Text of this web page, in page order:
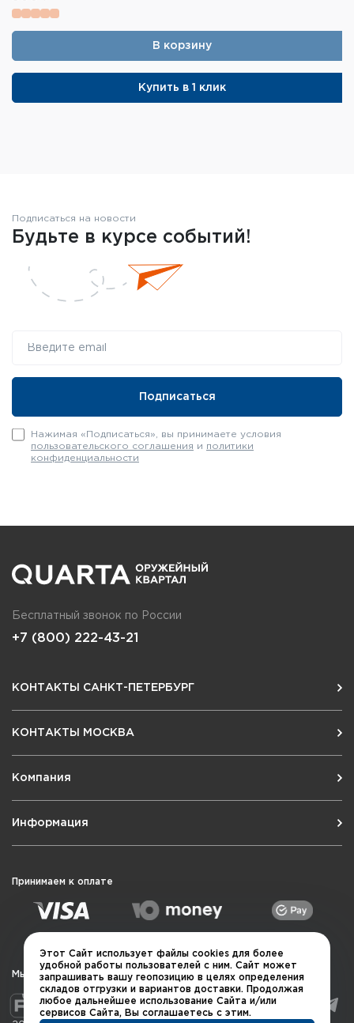
В корзину
Купить в 1 клик
Подписаться на новости
Будьте в курсе событий!
Нажимая «Подписаться», вы принимаете условия
пользовательского соглашения и политики
конфиденциальности
Бесплатный звонок по России
+7 (800) 222-43-21
КОНТАКТЫ САНКТ-ПЕТЕРБУРГ
КОНТАКТЫ МОСКВА
Компания
Информация
Принимаем к оплате
Мы в социальных сетях
Этот Сайт использует файлы cookies для более
удобной работы пользователей с ним. Сайт может
запрашивать вашу геопозицию в целях определения
складов отгрузки и вариантов доставки. Продолжая
любое дальнейшее использование Сайта и/или
сервисов Сайта, Вы соглашаетесь с этим.